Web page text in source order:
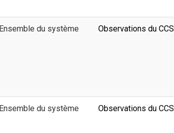
Ensemble du système Observations du CCS
Ensemble du système Observations du CCS